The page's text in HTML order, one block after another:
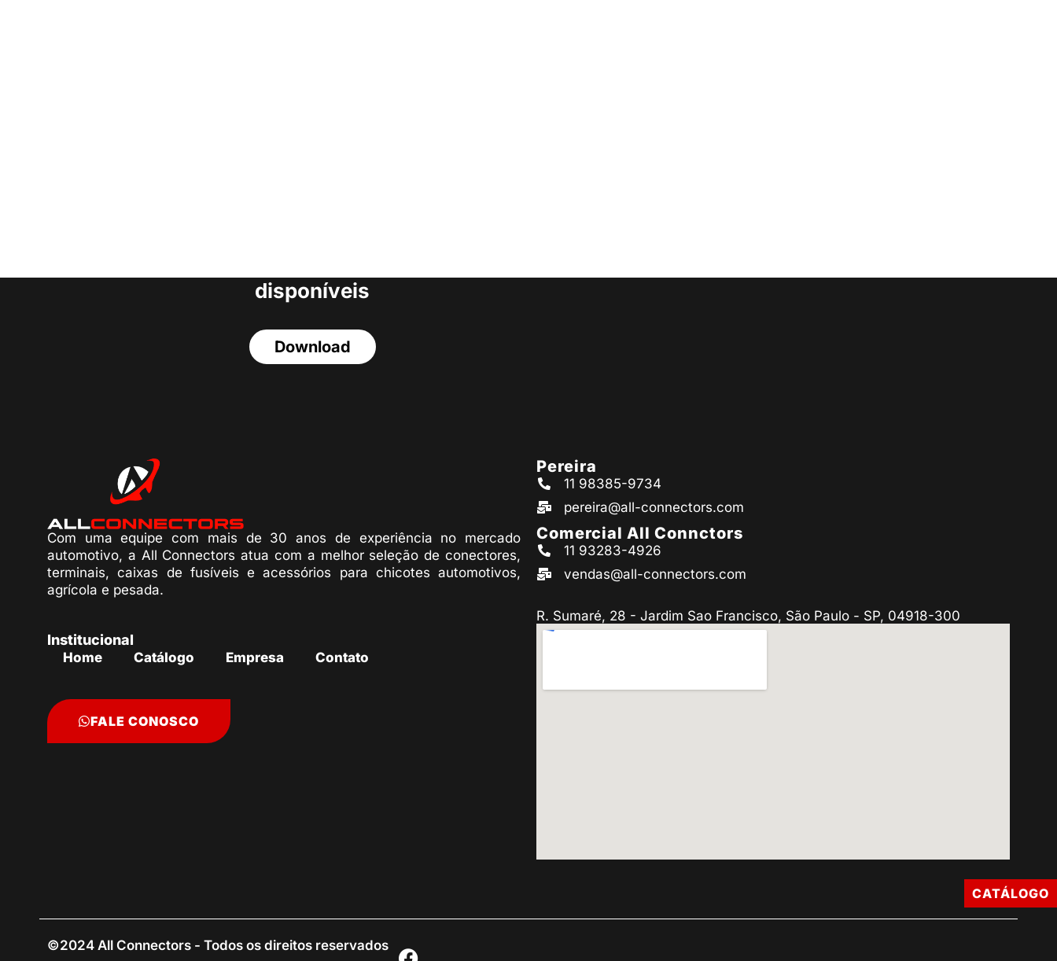
disponíveis
Download
Com uma equipe com mais de 30 anos de experiência no mercado
automotivo, a All Connectors atua com a melhor seleção de conectores,
terminais, caixas de fusíveis e acessórios para chicotes automotivos,
agrícola e pesada.
Institucional
Home Catálogo Empresa Contato
FALE CONOSCO
Pereira
11 98385-9734
pereira@all-connectors.com
Comercial All Connctors
11 93283-4926
vendas@all-connectors.com
R. Sumaré, 28 - Jardim Sao Francisco, São Paulo - SP, 04918-300
©2024 All Connectors - Todos os direitos reservados
CATÁLOGO